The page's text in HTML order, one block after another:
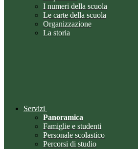
I numeri della scuola
Le carte della scuola
Organizzazione
La storia
Servizi
Panoramica
Famiglie e studenti
Personale scolastico
Percorsi di studio